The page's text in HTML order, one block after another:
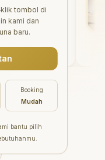
Indah
gigi
semua
dan
untuk
tentang
mulut
terletak di
untuk
tombol di
kami dan
baru.
Booking
Mudah
bantu pilih